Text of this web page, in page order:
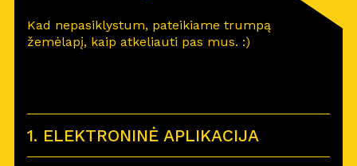
Kad nepasiklystum, pateikiame trumpą
žemėlapį, kaip atkeliauti pas mus. :)
1. ELEKTRONINĖ APLIKACIJA